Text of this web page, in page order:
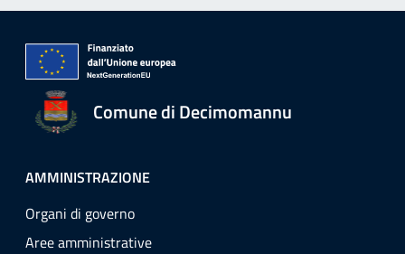
Comune di Decimomannu
AMMINISTRAZIONE
Organi di governo
Aree amministrative